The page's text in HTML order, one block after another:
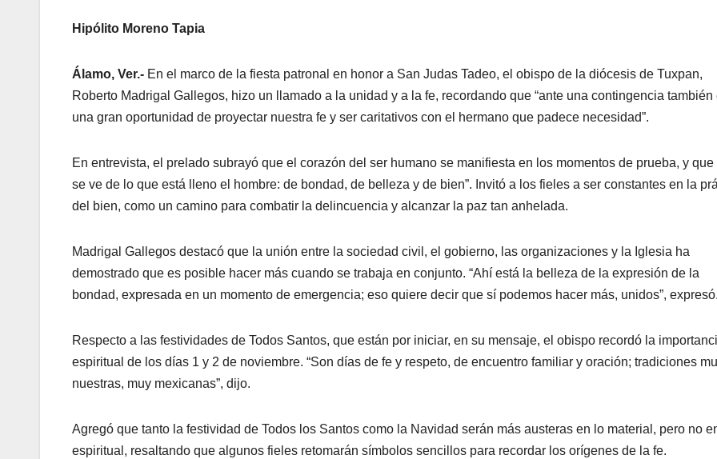
Hipólito Moreno Tapia
Álamo, Ver.- En el marco de la fiesta patronal en honor a San Judas Tadeo, el obispo de la diócesis de Tuxpan,
Roberto Madrigal Gallegos, hizo un llamado a la unidad y a la fe, recordando que “ante una contingencia también
una gran oportunidad de proyectar nuestra fe y ser caritativos con el hermano que padece necesidad”.
En entrevista, el prelado subrayó que el corazón del ser humano se manifiesta en los momentos de prueba, y que
se ve de lo que está lleno el hombre: de bondad, de belleza y de bien”. Invitó a los fieles a ser constantes en la
del bien, como un camino para combatir la delincuencia y alcanzar la paz tan anhelada.
Madrigal Gallegos destacó que la unión entre la sociedad civil, el gobierno, las organizaciones y la Iglesia ha
demostrado que es posible hacer más cuando se trabaja en conjunto. “Ahí está la belleza de la expresión de la
bondad, expresada en un momento de emergencia; eso quiere decir que sí podemos hacer más, unidos”,
Respecto a las festividades de Todos Santos, que están por iniciar, en su mensaje, el obispo recordó la
espiritual de los días 1 y 2 de noviembre. “Son días de fe y respeto, de encuentro familiar y oración; tradiciones
nuestras, muy mexicanas”, dijo.
Agregó que tanto la festividad de Todos los Santos como la Navidad serán más austeras en lo material, pero no
espiritual, resaltando que algunos fieles retomarán símbolos sencillos para recordar los orígenes de la fe.